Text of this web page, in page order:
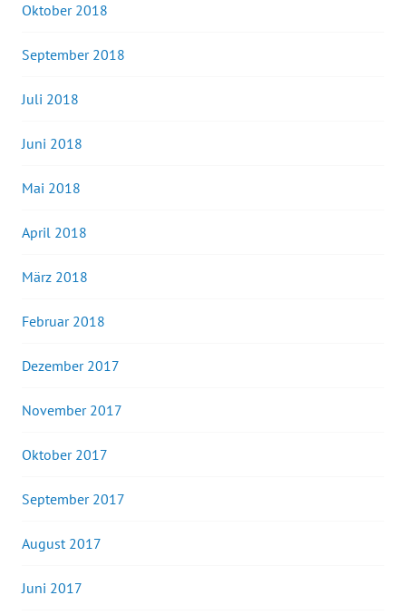
Oktober 2018
September 2018
Juli 2018
Juni 2018
Mai 2018
April 2018
März 2018
Februar 2018
Dezember 2017
November 2017
Oktober 2017
September 2017
August 2017
Juni 2017